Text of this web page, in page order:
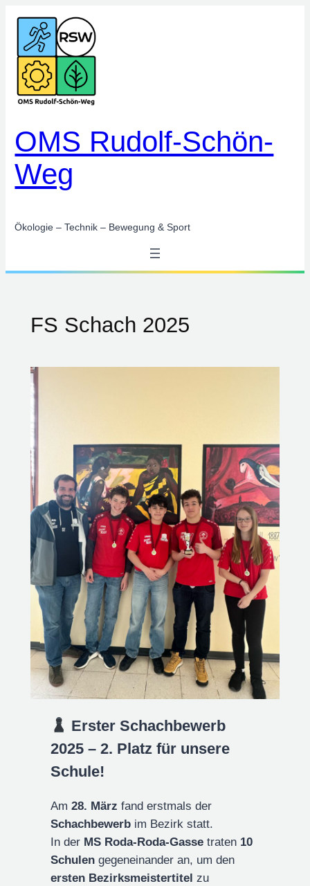
Zum
Inhalt
springen
OMS Rudolf-Schön-
Weg
Ökologie – Technik – Bewegung & Sport
FS Schach 2025
Erster Schachbewerb
2025 – 2. Platz für unsere
Schule!
Am 28. März fand erstmals der
Schachbewerbim Bezirk statt.
In der MS Roda-Roda-Gassetraten 10
Schulengegeneinander an, um den
ersten Bezirksmeistertitel zu